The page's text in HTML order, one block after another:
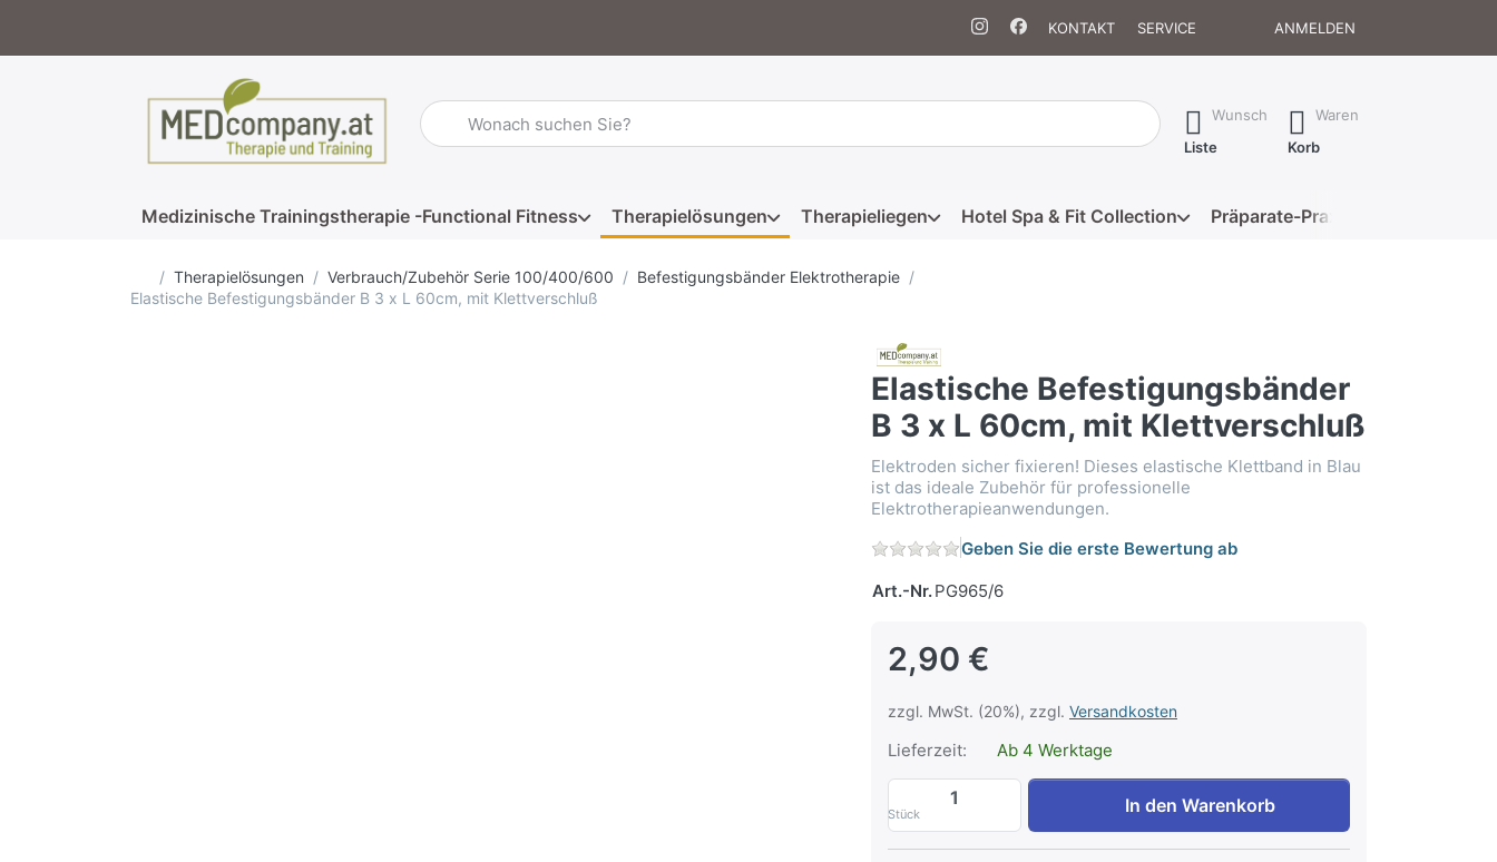
KONTAKT SERVICE ANMELDEN
Geben Sie einen Suchbegriff ein. Während Sie tippen, erscheinen automatisch erste Ergebnisse. Drücken Sie die Eingabetaste, um alle
Wunsch
Liste
Waren
Korb
Medizinische Trainingstherapie -Functional Fitness Therapielösungen Therapieliegen Hotel Spa & Fit Collection Präparate-Praxis
Startseite
Therapielösungen Verbrauch/Zubehör Serie 100/400/600
Befestigungsbänder Elektrotherapie
Elastische Befestigungsbänder B 3 x L 60cm, mit Klettverschluß
Elastische Befestigungsbänder
B 3 x L 60cm, mit Klettverschluß
Elektroden sicher fixieren! Dieses elastische Klettband in Blau
ist das ideale Zubehör für professionelle
Elektrotherapieanwendungen.
Geben Sie die erste Bewertung ab
Art.-Nr.PG965/6
2,90 €
zzgl. MwSt. (20%), zzgl. Versandkosten
Lieferzeit: Ab 4 Werktage
Stück
Elastische Befestigungsbänder B 3 x L 60cm, mit
In den Warenkorb